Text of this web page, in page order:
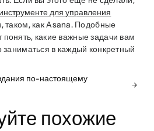
инструменте для управления
таком, как Asana. Подобные
какие важные задачи вам
заниматься в каждый конкретный
по-настоящему
похожие